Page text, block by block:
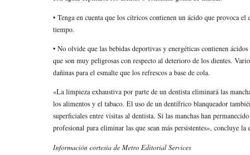
• Tenga en cuenta que los cítricos contienen un ácido que provoca
tiempo.
• No olvide que las bebidas deportivas y energéticas contienen
que son muy peligrosas con respecto al deterioro de los dientes.
dañinas para el esmalte que los refrescos a base de cola.
«La limpieza exhaustiva por parte de un dentista eliminará las
los alimentos y el tabaco. El uso de un dentífrico blanqueador
superficiales entre visitas al dentista. Si las manchas han
profesional para eliminar las que sean más persistentes», concluye la
Información cortesía de Metro Editorial Services